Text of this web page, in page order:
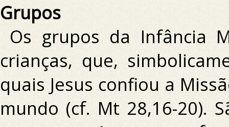
Grupos
Os grupos da Infância
crianças, que,
quais Jesus confiou a
mundo (cf. Mt 28,16-20).